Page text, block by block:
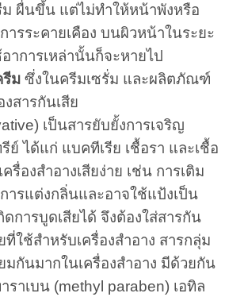
ผื่นขึ้น แต่ไม่ทำให้หน้าพังหรือ
ารระคายเคือง บนผิวหน้าในระยะ
าการเหล่านั้นก็จะหายไป
รีมซึ่งในครีมเซรั่ม และผลิตภัณฑ์
สารกันเสีย
เป็นสารยับยั้งการเจริญ
ย์ ได้แก่ แบคทีเรีย เชื้อรา และเชื้อ
รื่องสำอางเสียง่าย เช่น การเติม
ารแต่งกลิ่นและอาจใช้แป้งเป็น
การบูดเสียได้ จึงต้องใส่สารกัน
ที่ใช้สำหรับเครื่องสำอาง สารกลุ่ม
มกันมากในเครื่องสำอาง มีด้วยกัน
าเบน (methyl paraben) เอทิล